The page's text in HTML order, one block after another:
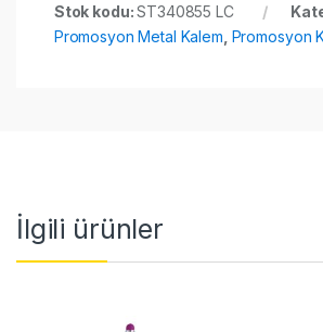
Stok kodu:ST340855 LC
Promosyon Metal Kalem Promosyon
İlgili ürünler